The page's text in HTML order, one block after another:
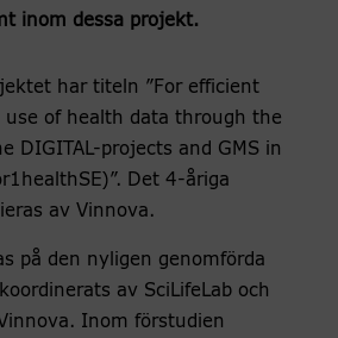
inom dessa projekt.
har titeln ”For efficient
use of health data through the
DIGITAL-projects and GMS in
Det 4-åriga
av Vinnova.
på den nyligen genomförda
av SciLifeLab och
Inom förstudien